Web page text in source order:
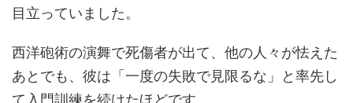
目立っていました。
西洋砲術の演舞で死傷者が出て、他の人々が怯えた
あとでも、彼は「一度の失敗で見限るな」と率先し
て入門訓練を続けたほどです。